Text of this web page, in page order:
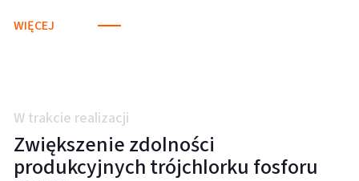
WIĘCEJ
W trakcie realizacji
Zwiększenie zdolności
produkcyjnych trójchlorku fosforu